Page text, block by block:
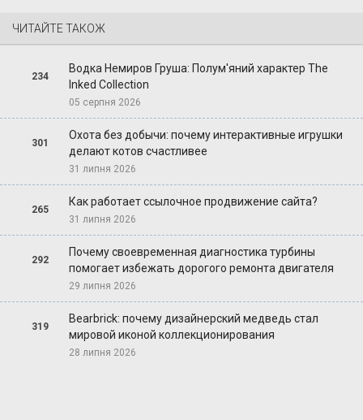
ЧИТАЙТЕ ТАКОЖ
234
Водка Немиров Груша: Полум'яний характер The
Inked Collection
05 серпня 2026
301
Охота без добычи: почему интерактивные игрушки
делают котов счастливее
31 липня 2026
265
Как работает ссылочное продвижение сайта?
31 липня 2026
292
Почему своевременная диагностика турбины
помогает избежать дорогого ремонта двигателя
29 липня 2026
319
Bearbrick: почему дизайнерский медведь стал
мировой иконой коллекционирования
28 липня 2026